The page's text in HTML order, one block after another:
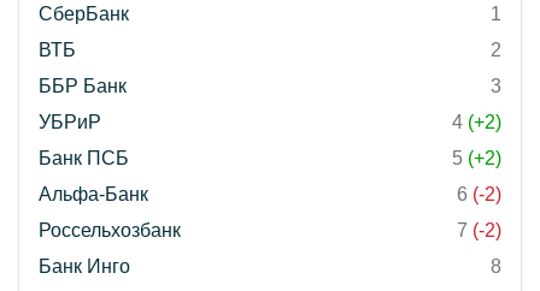
СберБанк
1
ВТБ
2
ББР Банк
3
УБРиР
4 (+2)
Банк ПСБ
5 (+2)
Альфа-Банк
6 (-2)
Россельхозбанк
7 (-2)
Банк Инго
8